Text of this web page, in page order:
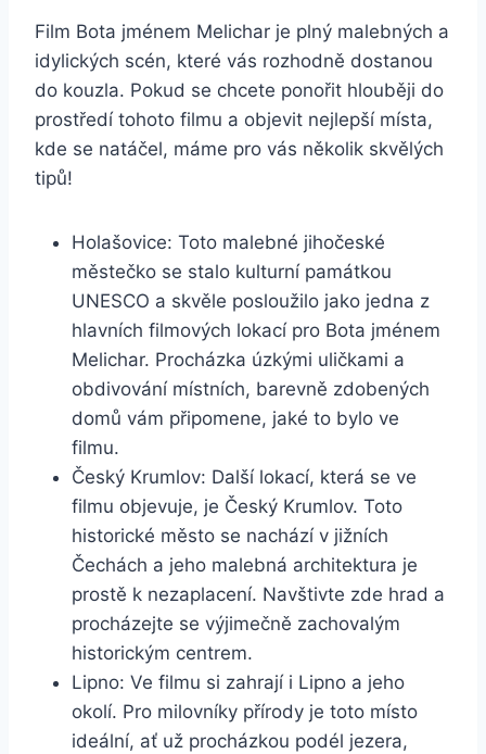
Film Bota jménem Melichar ⁢je plný malebných a
idylických scén, které vás rozhodně dostanou⁢
do ‌kouzla. Pokud se chcete ponořit hlouběji do
‌prostředí tohoto ​filmu a objevit nejlepší místa,
kde⁤ se ‌natáčel, máme⁤ pro vás několik skvělých
tipů!
Holašovice: Toto malebné jihočeské
městečko se stalo kulturní památkou‌
UNESCO a skvěle posloužilo jako jedna⁢ z
‌hlavních‌ filmových lokací pro Bota jménem
Melichar. ‌Procházka úzkými uličkami a
obdivování místních,​ barevně zdobených
domů vám ‌připomene, jaké to bylo ve
filmu.
Český Krumlov:​ Další lokací,‍ která se ve
filmu objevuje, je‍ Český Krumlov. Toto
historické ⁢město se nachází v‌ jižních
Čechách a jeho malebná architektura je
prostě k‌ nezaplacení. Navštivte zde hrad a
procházejte se výjimečně zachovalým
historickým centrem.
Lipno: Ve⁤ filmu si zahrají i Lipno a jeho
okolí. Pro milovníky přírody je toto místo
ideální, ať už procházkou podél jezera,